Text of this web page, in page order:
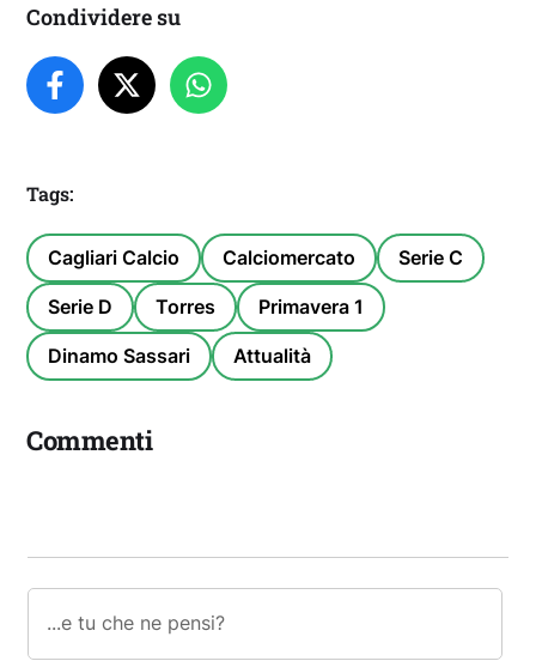
Condividere su
Tags:
Cagliari Calcio Calciomercato Serie C
Serie D Torres Primavera 1
Dinamo Sassari Attualità
Commenti